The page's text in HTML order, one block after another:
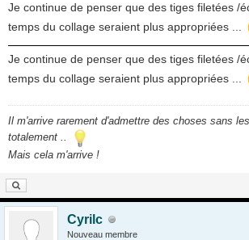
Je continue de penser que des tiges filetées /
temps du collage seraient plus appropriées ...
Je continue de penser que des tiges filetées /
temps du collage seraient plus appropriées ...
Il m'arrive rarement d'admettre des choses sans
totalement ..
Mais cela m'arrive !
Cyrilc
Nouveau membre